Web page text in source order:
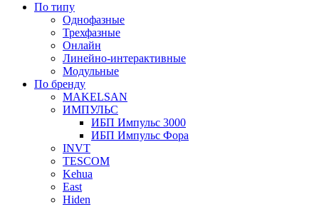
По типу
Однофазные
Трехфазные
Онлайн
Линейно-интерактивные
Модульные
По бренду
MAKELSAN
ИМПУЛЬС
ИБП Импульс 3000
ИБП Импульс Фора
INVT
TESCOM
Kehua
East
Hiden